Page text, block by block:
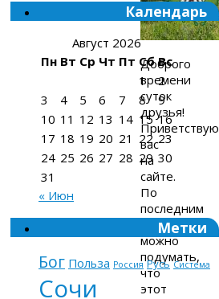
Доброго
времени
суток
друзья!
Приветствую
вас
на
сайте.
По
последним
статьям
можно
подумать,
что
этот
Календарь
Август 2026
Пн Вт Ср Чт Пт Сб Вс
1
2
3
4 5 6 7 8
9
10 11 12 13 14 15 16
17 18 19 20 21 22 23
24 25 26 27 28 29 30
31
« Июн
Метки
Бог Польза Россия Русь Система
Сочи